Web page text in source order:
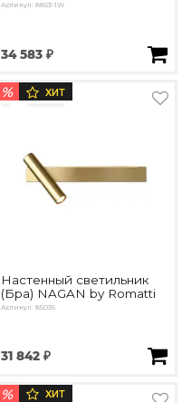
Артикул: 8853-1W
34 583 ₽
% ХИТ
Настенный светильник
(Бра) NAGAN by Romatti
Артикул: 85036
31 842 ₽
% ХИТ